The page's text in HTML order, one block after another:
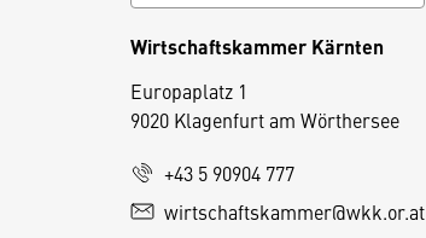
Wirtschaftskammer Kärnten
Europaplatz 1
9020 Klagenfurt am Wörthersee
+43 5 90904 777
wirtschaftskammer@wkk.or.at